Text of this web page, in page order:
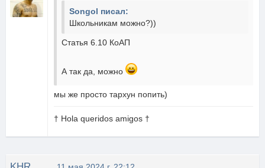
Songol писал:
Школьникам можно?))
Статья 6.10 КоАП
А так да, можно
мы же просто тархун попить)
† Hola queridos amigos †